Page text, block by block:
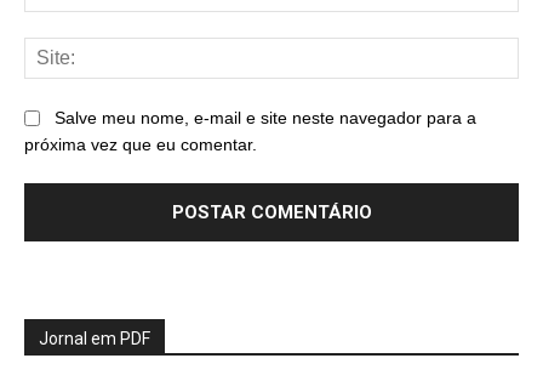
Salve meu nome, e-mail e site neste navegador para a
próxima vez que eu comentar.
Jornal em PDF